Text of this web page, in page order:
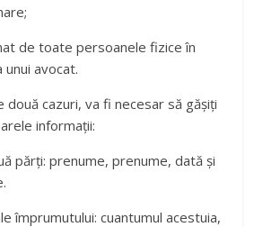
de toate persoanele fizice în
avocat.
cazuri, va fi necesar să gășiți
informații:
părți: prenume, prenume, dată și
împrumutului: cuantumul acestuia,